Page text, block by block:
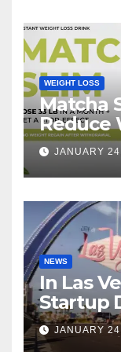
WEIGHT LOSS
Matcha
Reduce
Matcha
2024
JANUARY
NEWS
In Las
Startup
JANUARY